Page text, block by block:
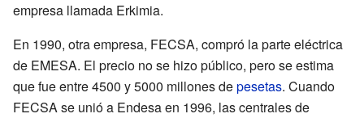
empresa llamada Erkimia.
En 1990, otra empresa, FECSA, compró la parte eléctrica
de EMESA. El precio no se hizo público, pero se estima
que fue entre 4500 y 5000 millones depesetas. Cuando
FECSA se unió a Endesa en 1996, las centrales de